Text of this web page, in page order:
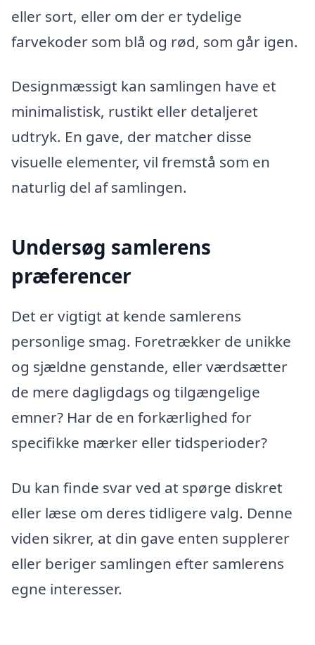
eller sort, eller om der er tydelige
farvekoder som blå og rød, som går igen.
Designmæssigt kan samlingen have et
minimalistisk, rustikt eller detaljeret
udtryk. En gave, der matcher disse
visuelle elementer, vil fremstå som en
naturlig del af samlingen.
Undersøg samlerens
præferencer
Det er vigtigt at kende samlerens
personlige smag. Foretrækker de unikke
og sjældne genstande, eller værdsætter
de mere dagligdags og tilgængelige
emner? Har de en forkærlighed for
specifikke mærker eller tidsperioder?
Du kan finde svar ved at spørge diskret
eller læse om deres tidligere valg. Denne
viden sikrer, at din gave enten supplerer
eller beriger samlingen efter samlerens
egne interesser.